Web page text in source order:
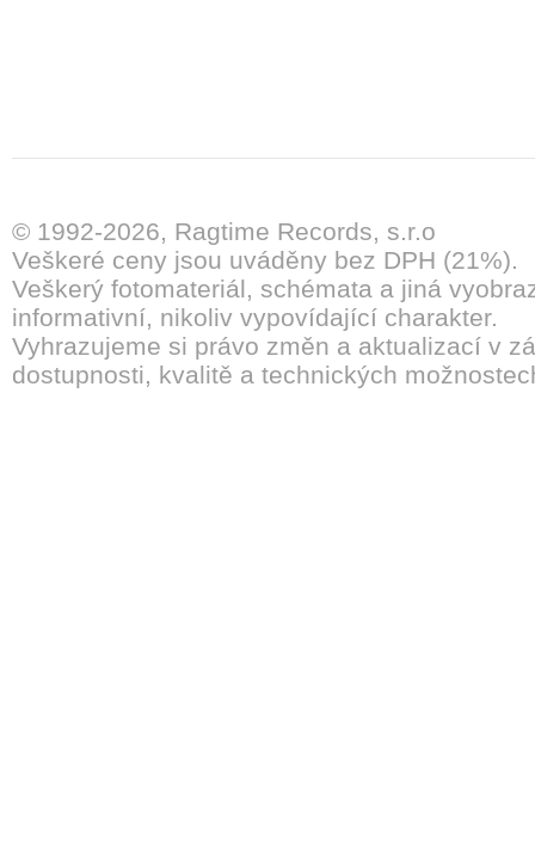
© 1992-2026, Ragtime Records, s.r.o
Veškeré ceny jsou uváděny bez DPH (21%).
Veškerý fotomateriál, schémata a jiná
informativní, nikoliv vypovídající charakter.
Vyhrazujeme si právo změn a aktualizací v
dostupnosti, kvalitě a technických